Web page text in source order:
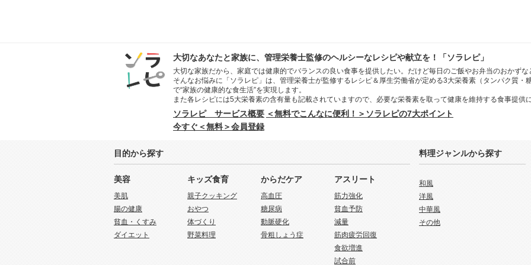
大切なあなたと家族に、管理栄養士監修のヘルシーなレシピや献立を！「ソラレピ」
大切な家族だから、家庭では健康的でバランスの良い食事を提供したい。だけど毎日のご飯やお弁当のおかず
そんなお悩みに「ソラレピ」は、管理栄養士が監修するレシピ＆厚生労働省が定める3大栄養素（タンパク質・
で“家族の健康的な食生活”を実現します。
また各レシピには5大栄養素の含有量も記載されていますので、必要な栄養素を取って健康を維持する食事提供
ソラレピ サービス概要 ＜無料でこんなに便利！＞ソラレピの7大ポイント
今すぐ＜無料＞会員登録
目的から探す
美容
美肌
腸の健康
貧血・くすみ
ダイエット
キッズ食育
親子クッキング
おやつ
体づくり
野菜料理
からだケア
高血圧
糖尿病
動脈硬化
骨粗しょう症
アスリート
筋力強化
貧血予防
減量
筋肉疲労回復
食欲増進
試合前
料理ジャンルから探す
和風
洋風
中華風
その他